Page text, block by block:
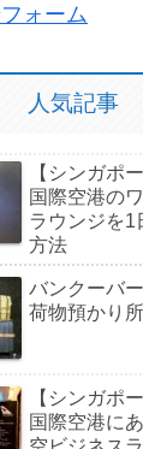
ォーム
人気記事
【シンガポ
国際空港の
ラウンジを1
方法
バンクーバ
荷物預かり
【シンガポ
国際空港に